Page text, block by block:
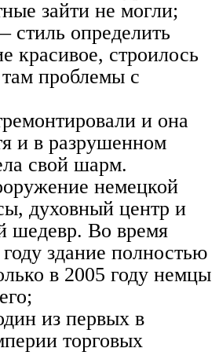
зайти не могли;
определить
красивое, строилось
проблемы с
и она
и в разрушенном
свой шарм.
немецкой
духовный центр и
шедевр. Во время
здание полностью
в 2005 году немцы
из первых в
торговых